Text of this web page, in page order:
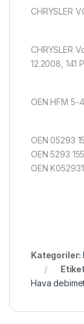
CHRYSLER
CHRYSLER
12.2008, 141
OEN HFM 5-
OEN 05293
OEN 5293
OEN
Kategoriler:
Hava